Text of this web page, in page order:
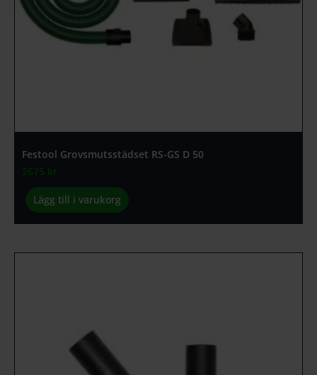
Festool Grovsmutsstädset RS-GS D 50
2675 kr
Lägg till i varukorg